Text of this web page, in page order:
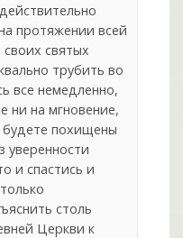
протяжении всей
святых
трубить во
все немедленно,
ни на мгновение,
будете похищены
и спастись и
столь
Церкви к